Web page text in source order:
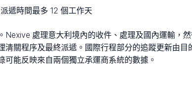
遞時間最多 12 個工作天
Nexive 處理意大利境內的收件、處理及國內運輸，
清關程序及最終派遞。國際行程部分的追蹤更新由
能反映來自兩個獨立承運商系統的數據。